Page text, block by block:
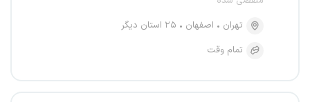
تهران
اصفهان
۲۵ استان دیگر
تمام وقت